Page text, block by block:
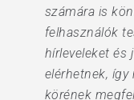
számára is
felhasználók
hírleveleket és
elérhetnek,
körének